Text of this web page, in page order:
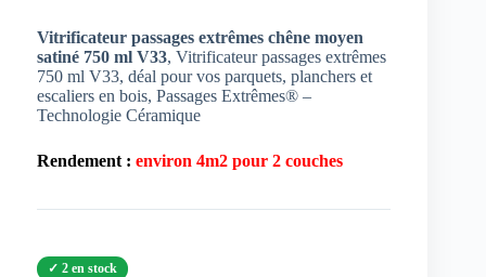
Vitrificateur passages extrêmes chêne moyen
satiné 750 ml V33, Vitrificateur passages extrêmes
750 ml V33, déal pour vos parquets, planchers et
escaliers en bois, Passages Extrêmes® –
Technologie Céramique
Rendement : environ 4m2 pour 2 couches
2 en stock